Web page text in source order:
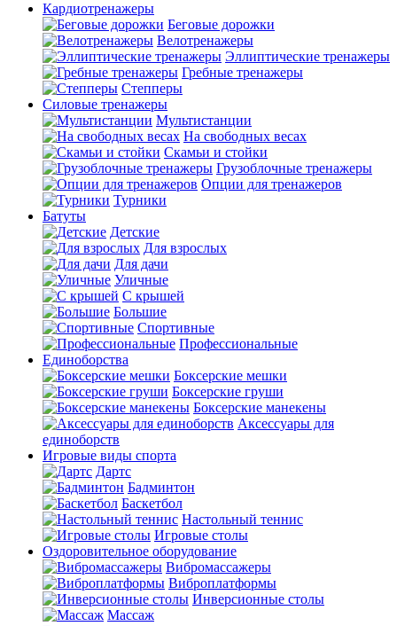
Кардиотренажеры
Беговые дорожки
Велотренажеры
Эллиптические тренажеры
Гребные тренажеры
Степперы
Силовые тренажеры
Мультистанции
На свободных весах
Скамьи и стойки
Грузоблочные тренажеры
Опции для тренажеров
Турники
Батуты
Детские
Для взрослых
Для дачи
Уличные
С крышей
Большие
Спортивные
Профессиональные
Единоборства
Боксерские мешки
Боксерские груши
Боксерские манекены
Аксессуары для
единоборств
Игровые виды спорта
Дартс
Бадминтон
Баскетбол
Настольный теннис
Игровые столы
Оздоровительное оборудование
Вибромассажеры
Виброплатформы
Инверсионные столы
Массаж